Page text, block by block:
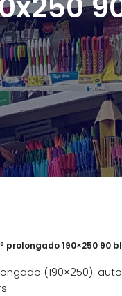
prolongado 190×250 90
(190×250).